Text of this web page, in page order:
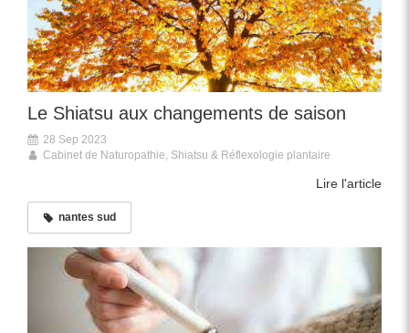
Le Shiatsu aux changements de saison
28 Sep 2023
Cabinet de Naturopathie, Shiatsu & Réflexologie plantaire
Lire l'article
nantes sud